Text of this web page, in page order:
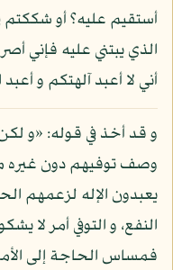
أستقيم عليه؟ أو شككتم
الذي يبتني عليه فإني
أني لا أعبد آلهتكم و
و قد أخذ في قوله: «و لكن
وصف توفيهم دون غيره
يعبدون الإله لزعمهم
النفع، و التوفي أمر لا
فمساس الحاجة إلى